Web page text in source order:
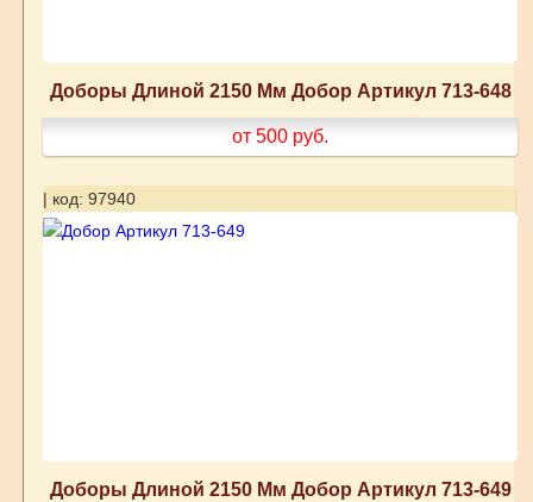
Доборы Длиной 2150 Мм Добор Артикул 713-648
от 500 руб.
| код: 97940
Доборы Длиной 2150 Мм Добор Артикул 713-649